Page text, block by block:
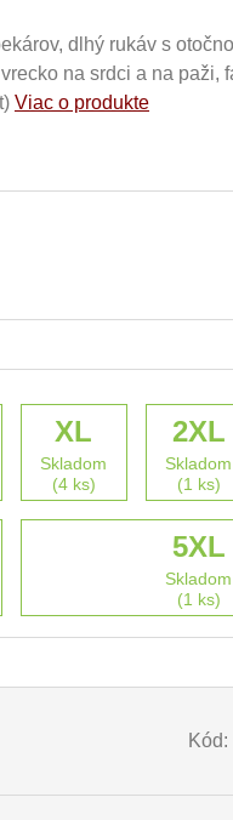
dlhý rukáv s
na srdci a na paži,
Viac o produkte
XL
Skladom
(4 ks)
2XL
Skladom
(1 ks)
5XL
Skladom
(1 ks)